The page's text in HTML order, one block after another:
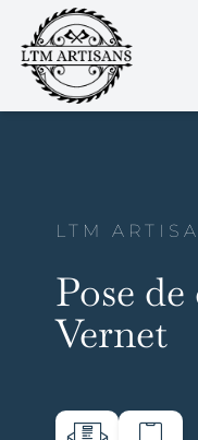
```html```
content
LTM
Pose
Vernet